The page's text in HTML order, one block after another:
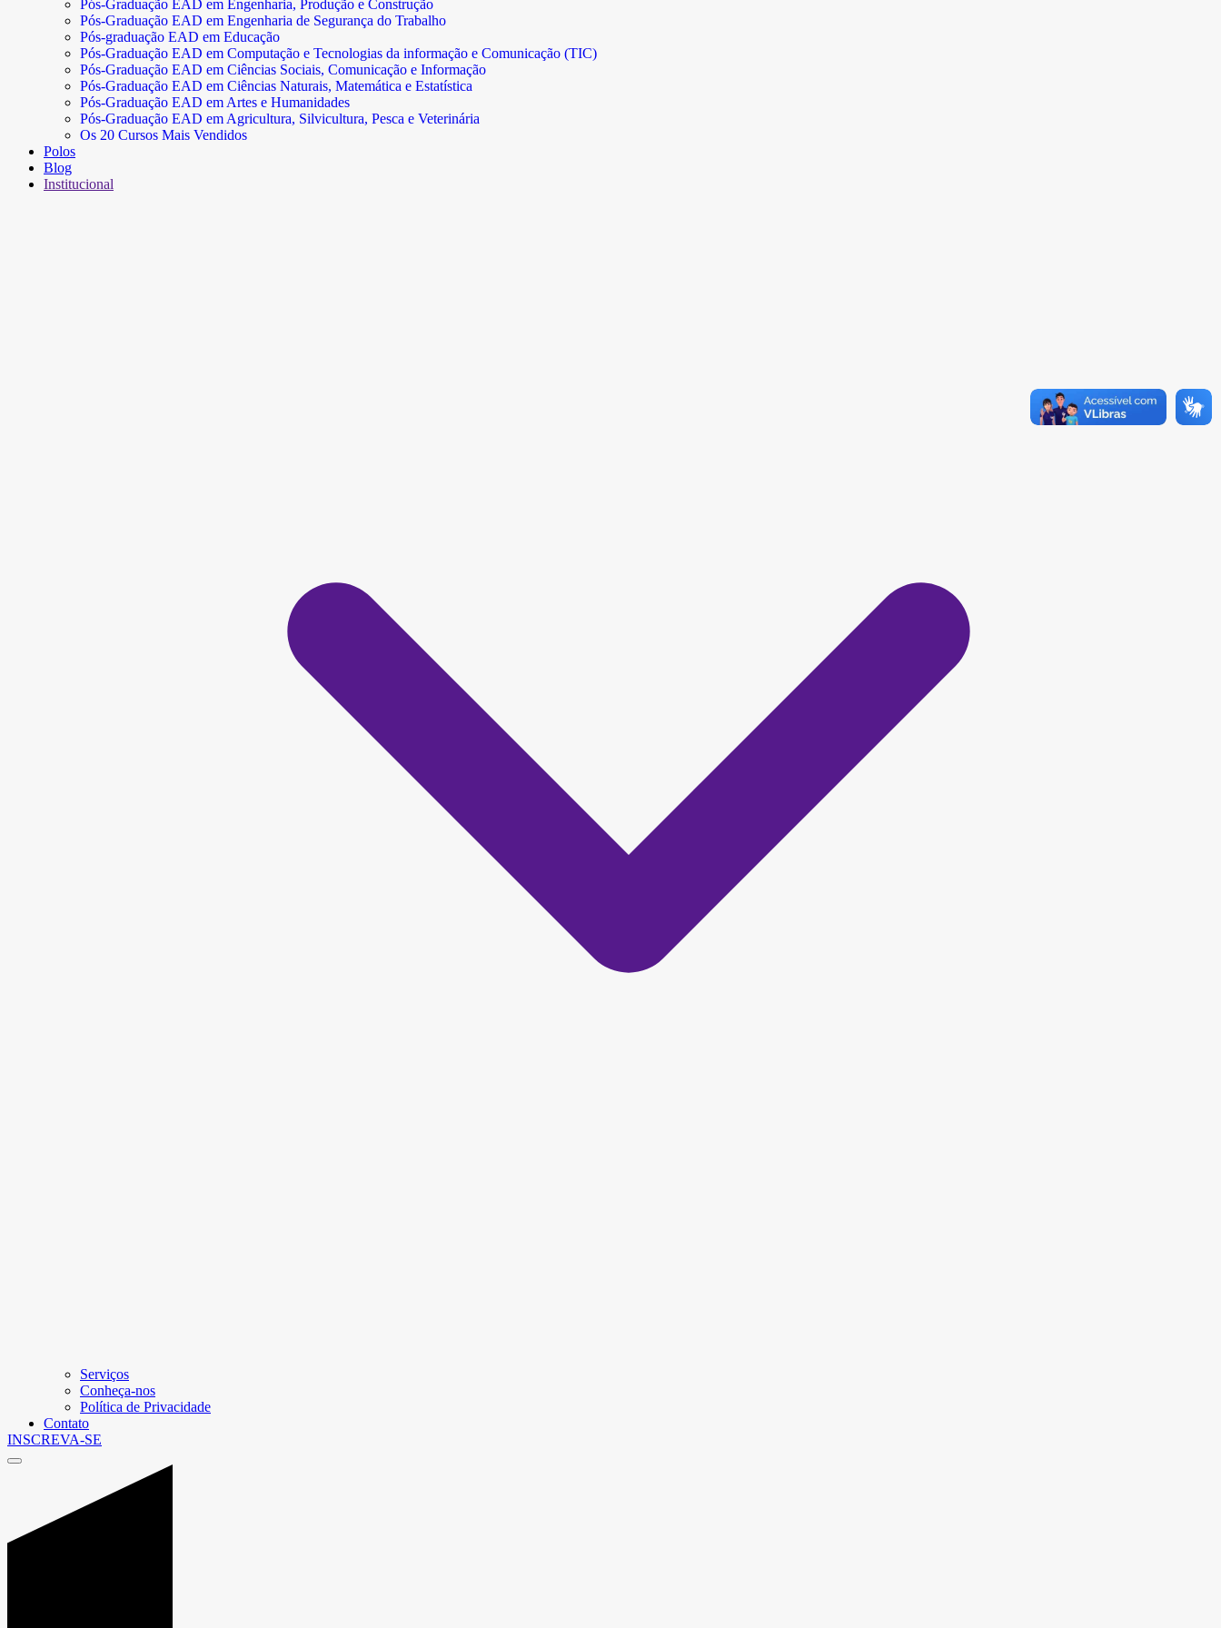
Pós-Graduação EAD em Engenharia, Produção e Construção
Pós-Graduação EAD em Engenharia de Segurança do Trabalho
Pós-graduação EAD em Educação
Pós-Graduação EAD em Computação e Tecnologias da informação e Comunicação (TIC)
Pós-Graduação EAD em Ciências Sociais, Comunicação e Informação
Pós-Graduação EAD em Ciências Naturais, Matemática e Estatística
Pós-Graduação EAD em Artes e Humanidades
Pós-Graduação EAD em Agricultura, Silvicultura, Pesca e Veterinária
Os 20 Cursos Mais Vendidos
Polos
Blog
Institucional
Serviços
Conheça-nos
Política de Privacidade
Contato
INSCREVA-SE